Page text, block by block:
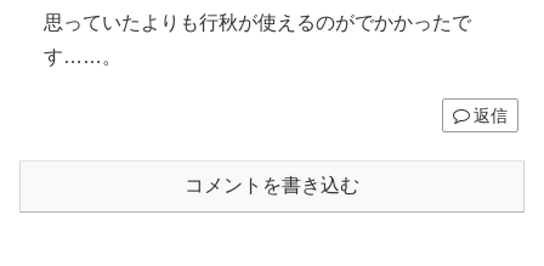
思っていたよりも行秋が使えるのがでかかったで
す……。
返信
コメントを書き込む